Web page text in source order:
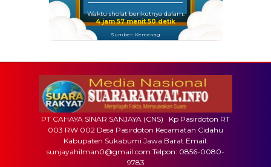
Waktu sholat berikutnya dalam:
4 jam 57 menit 50 detik
Sumber: Kemenag
PT CAHAYA SINAR SANJAYA (CNS) Kp Pasirdoton RT
003 RW 002 Desa Pasirdoton Kecamatan Cidahu
Kabupaten Sukabumi Jawa Barat Email:
sunjayahilman0@gmail.com Telpon: 0856-0080-
9783